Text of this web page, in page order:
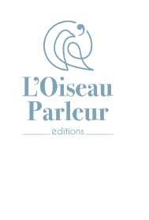
contenu
Accueil